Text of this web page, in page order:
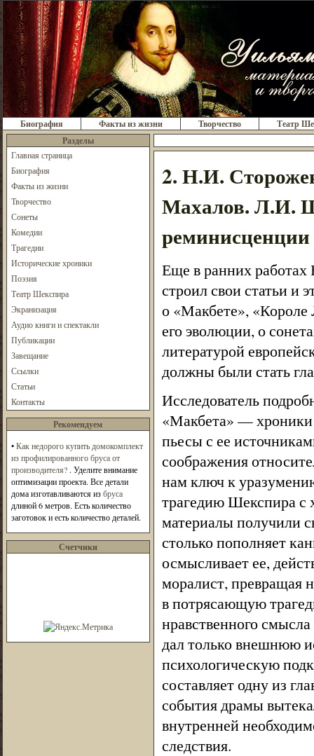
Биография Факты из жизни Творчество
Театр
Разделы
Главная страница
Биография
Факты из жизни
Творчество
Сонеты
Комедии
Трагедии
Исторические хроники
Поэзия
Театр Шекспира
Экранизация
Аудио книги и спектакли
Публикации
Завещание
Ссылки
Статьи
Контакты
Рекомендуем
•Как недорого купить домокомплект
из профилированного бруса от
производителя?. Уделите внимание
оптимизации проекта. Все детали
дома изготавливаются избруса
длиной 6 метров. Есть количество
заготовок и есть количество деталей.
Счетчики
2. Н.И.
Махалов. Л.И.
Еще в ранних работах
строил свои статьи и
о «Макбете», «Короле
его эволюции, о
литературой
должны были стать
Исследователь
«Макбета» — хроники
пьесы с ее
соображения
нам ключ к
трагедию Шекспира с
материалы получили
столько пополняет
осмысливает ее,
моралист, превращая
в потрясающую
нравственного
дал только внешнюю
психологическую
составляет одну из
события драмы
внутренней
следствия.